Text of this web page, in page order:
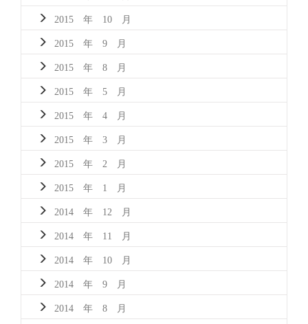
2015 年 10 月
2015 年 9 月
2015 年 8 月
2015 年 5 月
2015 年 4 月
2015 年 3 月
2015 年 2 月
2015 年 1 月
2014 年 12 月
2014 年 11 月
2014 年 10 月
2014 年 9 月
2014 年 8 月